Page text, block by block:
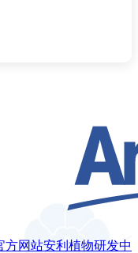
方网站安利植物研发中